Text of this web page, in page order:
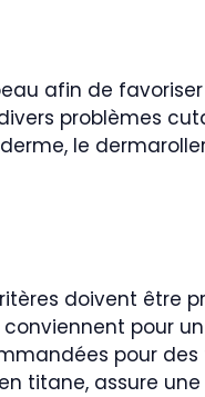
afin de
problèmes
le
doivent être
pour
pour
titane, assure